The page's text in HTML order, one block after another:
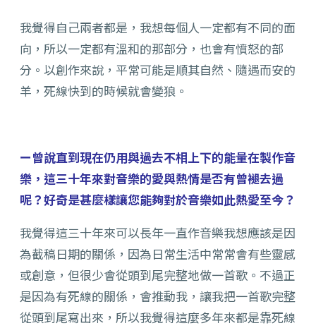
我覺得自己兩者都是，我想每個人一定都有不同的面
向，所以一定都有溫和的那部分，也會有憤怒的部
分。以創作來說，平常可能是順其自然、隨遇而安的
羊，死線快到的時候就會變狼。
ー曾說直到現在仍用與過去不相上下的能量在製作音
樂，這三十年來對音樂的愛與熱情是否有曾褪去過
呢？好奇是甚麼樣讓您能夠對於音樂如此熱愛至今？
我覺得這三十年來可以長年一直作音樂我想應該是因
為截稿日期的關係，因為日常生活中常常會有些靈感
或創意，但很少會從頭到尾完整地做一首歌。不過正
是因為有死線的關係，會推動我，讓我把一首歌完整
從頭到尾寫出來，所以我覺得這麼多年來都是靠死線